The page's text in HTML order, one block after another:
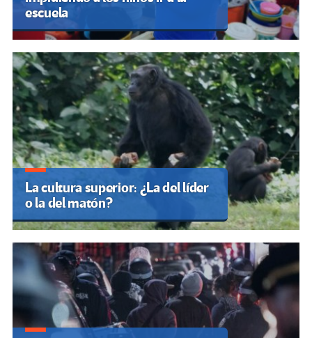
escuela
La cultura superior: ¿La del líder
o la del matón?